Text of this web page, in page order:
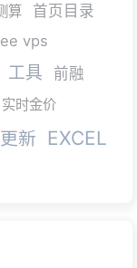
算 首页目录
vps
工具
前融
实时金价
更新 EXCEL